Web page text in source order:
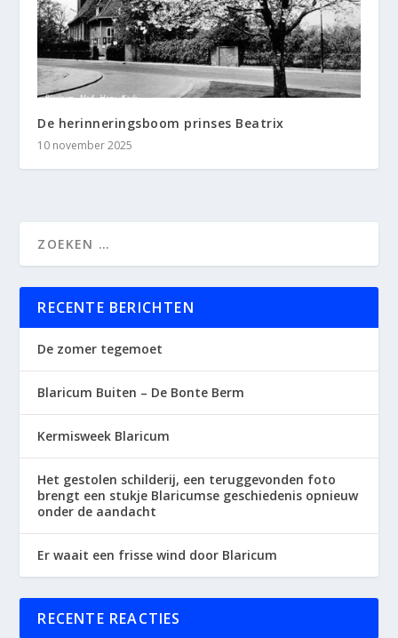
De herinneringsboom prinses Beatrix
10 november 2025
RECENTE BERICHTEN
De zomer tegemoet
Blaricum Buiten – De Bonte Berm
Kermisweek Blaricum
Het gestolen schilderij, een teruggevonden foto
brengt een stukje Blaricumse geschiedenis opnieuw
onder de aandacht
Er waait een frisse wind door Blaricum
RECENTE REACTIES